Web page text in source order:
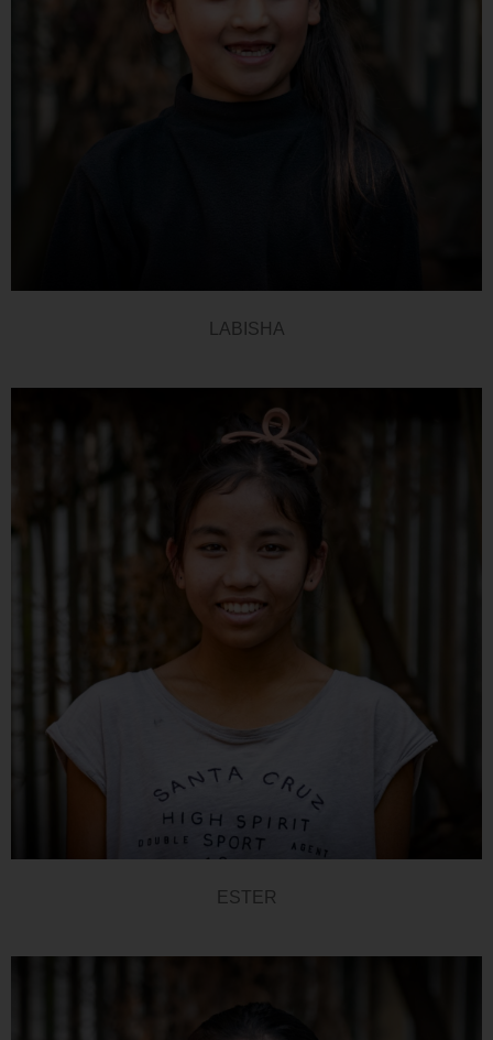
LABISHA
ESTER